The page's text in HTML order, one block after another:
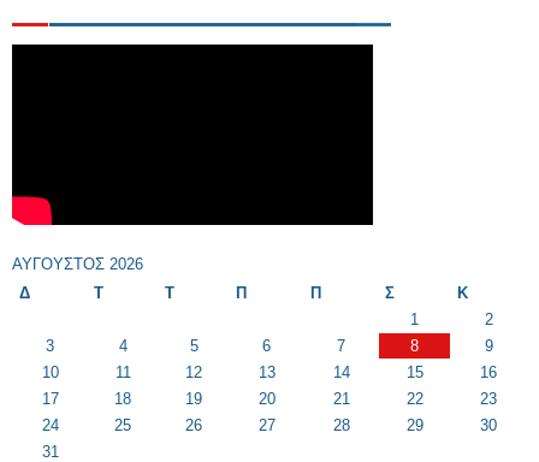
ΑΎΓΟΥΣΤΟΣ 2026
Δ
Τ Τ Π Π Σ Κ
1
2
3
4 5 6 7 8
9
10
11 12 13 14 15
16
17
18 19 20 21 22
23
24
25 26 27 28 29
30
31